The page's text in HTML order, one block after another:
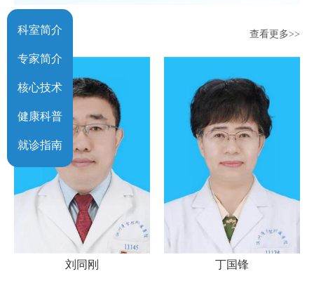
科室专家 查看更多>>
刘同刚 丁国锋
科室简介
专家简介
核心技术
健康科普
就诊指南